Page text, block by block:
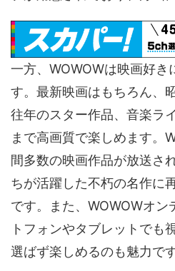
一方、WOWOWは映画好き
す。最新映画はもちろん、
往年のスター作品、音楽ラ
まで高画質で楽しめます。
間多数の映画作品が放送さ
ちが活躍した不朽の名作に
です。また、WOWOWオン
トフォンやタブレットでも
選ばず楽しめるのも魅力です